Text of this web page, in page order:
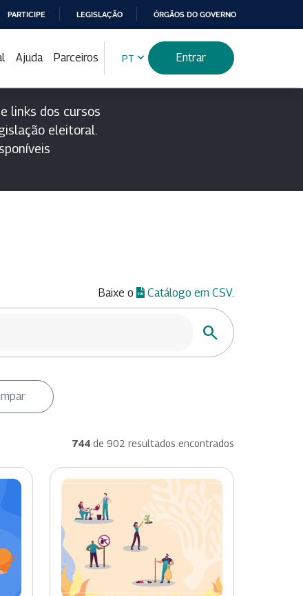
PARTICIPE LEGISLAÇÃO ÓRGÃOS DO GOVERNO
Ajuda Parceiros PT Entrar
links dos cursos
eleitoral.
Baixe o Catálogo em CSV.
Buscar
744 de 902 resultados encontrados